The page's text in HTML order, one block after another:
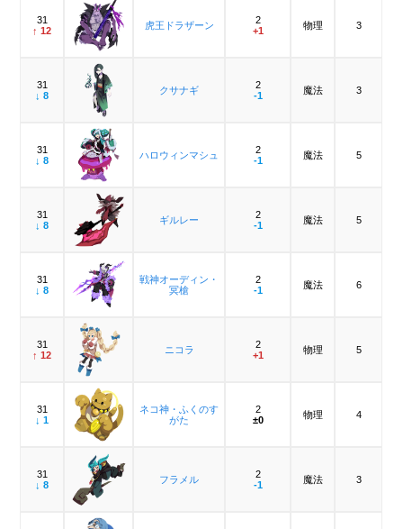
31
↑ 12
虎王ドラザーン
2
+1
物理 3
31
↓ 8
クサナギ
2
-1
魔法 3
31
↓ 8
ハロウィンマシュ
2
-1
魔法 5
31
↓ 8
ギルレー
2
-1
魔法 5
31
↓ 8
戦神オーディン・
冥槍
2
-1
魔法 6
31
↑ 12
ニコラ
2
+1
物理 5
31
↓ 1
ネコ神・ふくのす
がた
2
±0
物理 4
31
↓ 8
フラメル
2
-1
魔法 3